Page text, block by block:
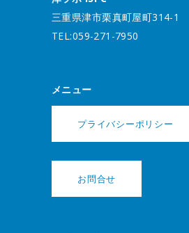
三重県津市栗真町屋町314-1
TEL:059-271-7950
メニュー
プライバシーポリシー
お問合せ